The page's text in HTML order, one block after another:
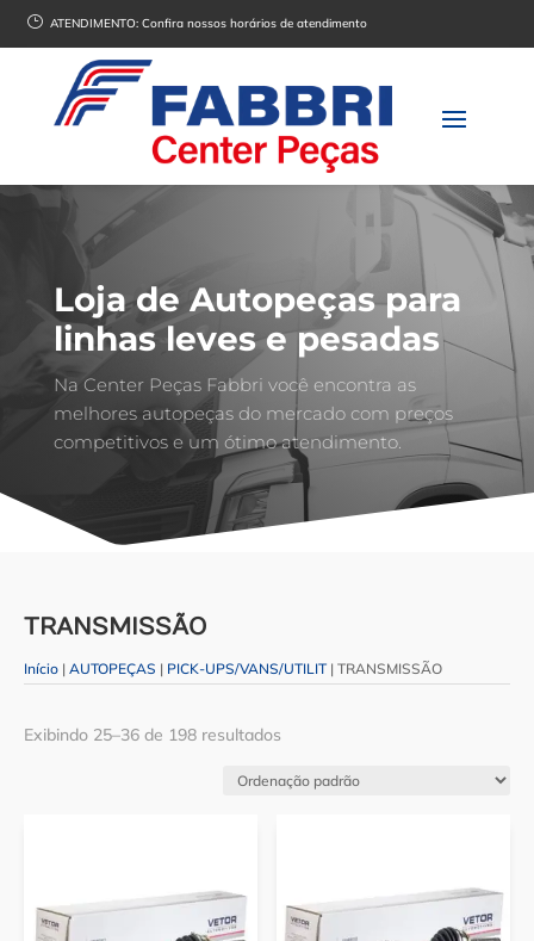
} ATENDIMENTO:Confira nossos horários de atendimento
Loja de Autopeças para
linhas leves e pesadas
Na Center Peças Fabbri você encontra as
melhores autopeças do mercado com preços
competitivos e um ótimo atendimento.
TRANSMISSÃO
Início | AUTOPEÇAS | PICK-UPS/VANS/UTILIT | TRANSMISSÃO
Exibindo 25–36 de 198 resultados